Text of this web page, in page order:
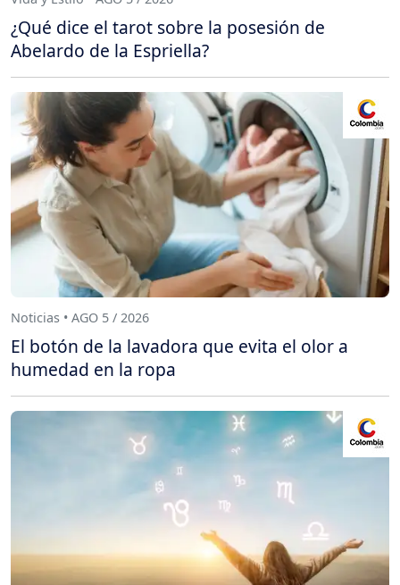
¿Qué dice el tarot sobre la posesión de
Abelardo de la Espriella?
Noticias • AGO 5 / 2026
El botón de la lavadora que evita el olor a
humedad en la ropa